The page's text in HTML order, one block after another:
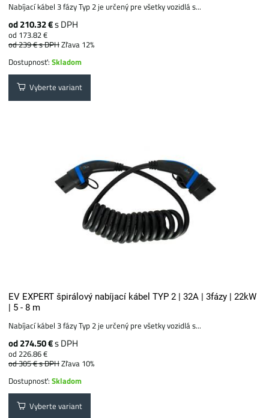
Nabíjací kábel 3 fázy Typ 2 je určený pre všetky vozidlá s...
od 210.32 €s DPH
od 173.82 €
od 239 €s DPHZľava 12%
Dostupnosť:Skladom
Vyberte variant
EV EXPERT špirálový nabíjací kábel TYP 2 | 32A | 3fázy | 22kW
| 5 - 8 m
Nabíjací kábel 3 fázy Typ 2 je určený pre všetky vozidlá s...
od 274.50 €s DPH
od 226.86 €
od 305 €s DPHZľava 10%
Dostupnosť:Skladom
Vyberte variant